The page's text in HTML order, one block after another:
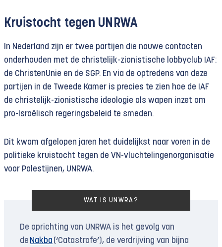
Kruistocht tegen UNRWA
In Nederland zijn er twee partijen die nauwe contacten
onderhouden met de christelijk-zionistische lobbyclub IAF:
de ChristenUnie en de SGP. En via de optredens van deze
partijen in de Tweede Kamer is precies te zien hoe de IAF
de christelijk-zionistische ideologie als wapen inzet om
pro-Israëlisch regeringsbeleid te smeden.
Dit kwam afgelopen jaren het duidelijkst naar voren in de
politieke kruistocht tegen de VN-vluchtelingenorganisatie
voor Palestijnen, UNRWA.
WAT IS UNWRA?
De oprichting van UNRWA is het gevolg van
de Nakba (‘Catastrofe’), de verdrijving van bijna